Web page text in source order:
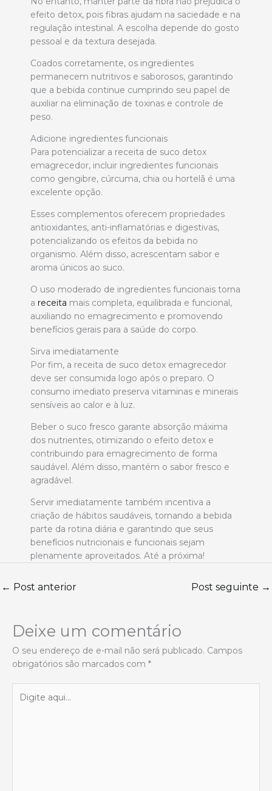
efeito detox, pois fibras ajudam na saciedade e na
regulação intestinal. A escolha depende do gosto
pessoal e da textura desejada.
Coados corretamente, os ingredientes
permanecem nutritivos e saborosos, garantindo
que a bebida continue cumprindo seu papel de
auxiliar na eliminação de toxinas e controle de
peso.
Adicione ingredientes funcionais
Para potencializar a receita de suco detox
emagrecedor, incluir ingredientes funcionais
como gengibre, cúrcuma, chia ou hortelã é uma
excelente opção.
Esses complementos oferecem propriedades
antioxidantes, anti-inflamatórias e digestivas,
potencializando os efeitos da bebida no
organismo. Além disso, acrescentam sabor e
aroma únicos ao suco.
O uso moderado de ingredientes funcionais torna
a receita mais completa, equilibrada e funcional,
auxiliando no emagrecimento e promovendo
benefícios gerais para a saúde do corpo.
Sirva imediatamente
Por fim, a receita de suco detox emagrecedor
deve ser consumida logo após o preparo. O
consumo imediato preserva vitaminas e minerais
sensíveis ao calor e à luz.
Beber o suco fresco garante absorção máxima
dos nutrientes, otimizando o efeito detox e
contribuindo para emagrecimento de forma
saudável. Além disso, mantém o sabor fresco e
agradável.
Servir imediatamente também incentiva a
criação de hábitos saudáveis, tornando a bebida
parte da rotina diária e garantindo que seus
benefícios nutricionais e funcionais sejam
plenamente aproveitados. Até a próxima!
← Post anterior Post seguinte →
Deixe um comentário
O seu endereço de e-mail não será publicado. Campos
obrigatórios são marcados com *
aqui...